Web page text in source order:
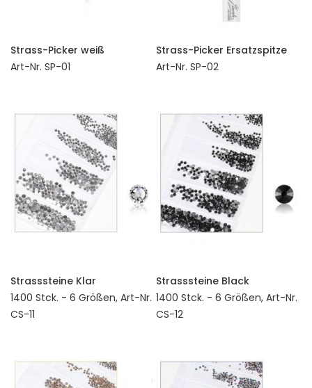
Strass-Picker weiß
Art-Nr. SP-01
Strass-Picker Ersatzspitze
Art-Nr. SP-02
Strasssteine Klar
1400 Stck. - 6 Größen, Art-Nr.
CS-11
Strasssteine Black
1400 Stck. - 6 Größen, Art-Nr.
CS-12